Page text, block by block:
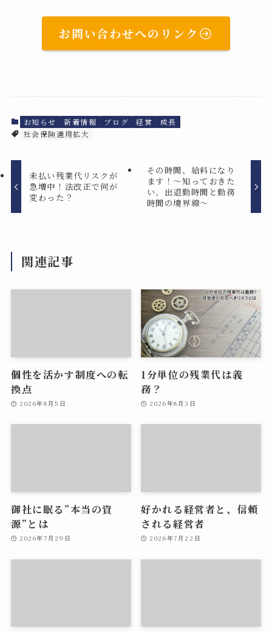
お問い合わせへのリンク
お知らせ 新着情報 ブログ 経営
成長
社会保険適用拡大
未払い残業代リスクが
急増中！法改正で何が
変わった？
その時間、給料になり
ます！～知っておきた
い、出退勤時間と勤務
時間の境界線～
関連記事
個性を活かす制度への転
換点
2026年8月5日
1分単位の残業代は義
務？
2026年8月3日
御社に眠る”本当の資
源”とは
2026年7月29日
好かれる経営者と、信頼
される経営者
2026年7月22日